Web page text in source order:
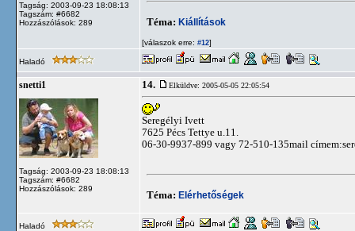
Tagság: 2003-09-23 18:08:13
Tagszám: #6682
Hozzászólások: 289
Téma: Kiállítások
[válaszok erre: #12]
Haladó
snetti1
Tagság: 2003-09-23 18:08:13
Tagszám: #6682
Hozzászólások: 289
14. Elküldve: 2005-05-05 22:05:54
Seregélyi Ivett
7625 Pécs Tettye u.11.
06-30-9937-899 vagy 72-510-135mail címem:
Téma: Elérhetőségek
Haladó